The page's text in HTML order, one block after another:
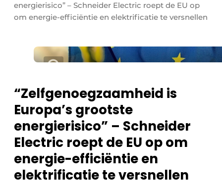
Eigen content aanleveren
Evenement aanmelden
Meest gelezen
Podcasts
Privacy / Cookie statement
Vacature aanmelden
Vacatures
Video’s
energierisico” – Schneider Electric roept de EU op
om energie-efficiëntie en elektrificatie te versnellen
“Zelfgenoegzaamheid is
Europa’s grootste
energierisico” – Schneider
Electric roept de EU op om
energie-efficiëntie en
elektrificatie te versnellen